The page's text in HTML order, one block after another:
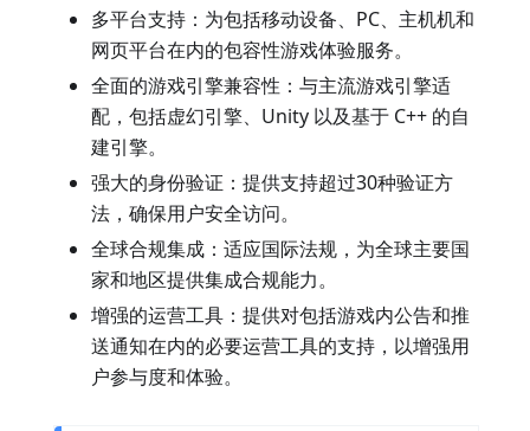
多平台支持：为包括移动设备、PC、主机机和
网页平台在内的包容性游戏体验服务。
全面的游戏引擎兼容性：与主流游戏引擎适
配，包括虚幻引擎、Unity 以及基于 C++ 的自
建引擎。
强大的身份验证：提供支持超过30种验证方
法，确保用户安全访问。
全球合规集成：适应国际法规，为全球主要国
家和地区提供集成合规能力。
增强的运营工具：提供对包括游戏内公告和推
送通知在内的必要运营工具的支持，以增强用
户参与度和体验。